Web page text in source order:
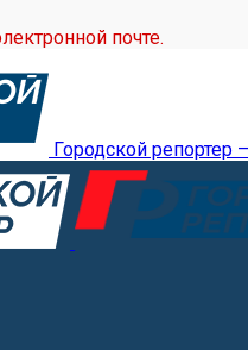
почте.
Городской репортер